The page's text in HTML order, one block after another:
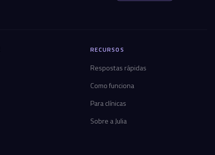
RECURSOS
Respostas rápidas
Como funciona
Para clínicas
Sobre a Julia